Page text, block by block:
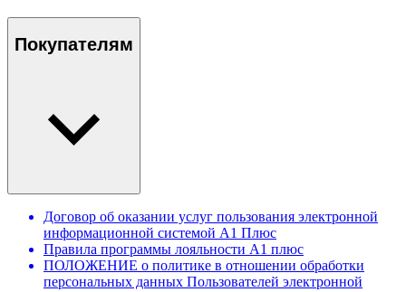
Покупателям
Договор об оказании услуг пользования электронной
информационной системой А1 Плюс
Правила программы лояльности А1 плюс
ПОЛОЖЕНИЕ о политике в отношении обработки
персональных данных Пользователей электронной